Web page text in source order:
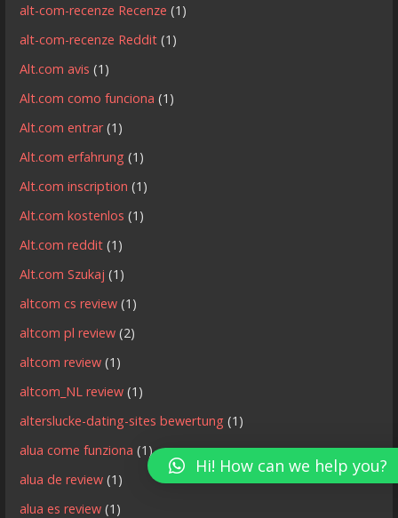
alt-com-recenze Recenze (1)
alt-com-recenze Reddit (1)
Alt.com avis (1)
Alt.com como funciona (1)
Alt.com entrar(1)
Alt.com erfahrung (1)
Alt.com inscription (1)
Alt.com kostenlos (1)
Alt.com reddit (1)
Alt.com Szukaj (1)
altcom cs review (1)
altcom pl review (2)
altcom review (1)
altcom_NL review (1)
alterslucke-dating-sites bewertung (1)
alua come funziona (1)
alua de review (1)
alua es review (1)
Hi! How can we help you?